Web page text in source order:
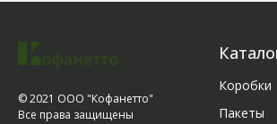
© 2021 ООО "Кофанетто"
Все права защищены
Коробки
Пакеты